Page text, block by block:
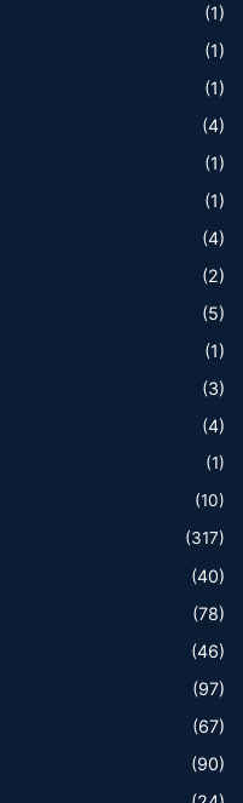
(1)
(1)
(1)
(4)
(1)
(1)
(4)
(2)
(5)
(1)
(3)
(4)
(1)
(10)
(317)
(40)
(78)
(46)
(97)
(67)
(90)